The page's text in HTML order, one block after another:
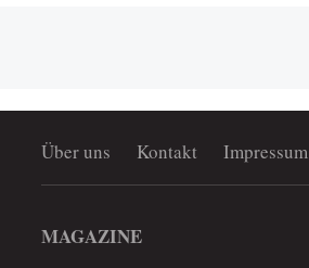
Über uns Kontakt Impressum
MAGAZINE